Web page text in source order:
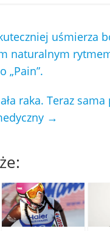
uśmierza
naturalnym
„Pain”.
raka. Teraz
→